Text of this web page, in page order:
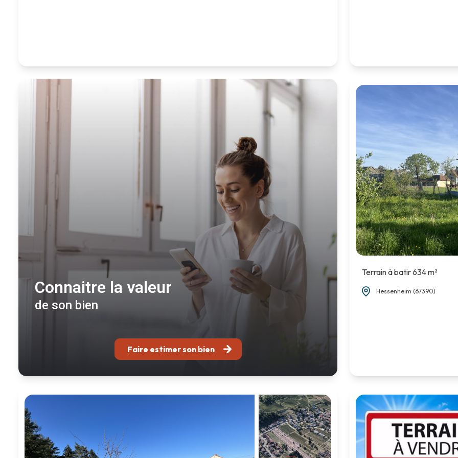
Connaitre la valeur
de son bien
Faire estimer son bien
Terrain à batir 634 m²
Hessenheim (67390)